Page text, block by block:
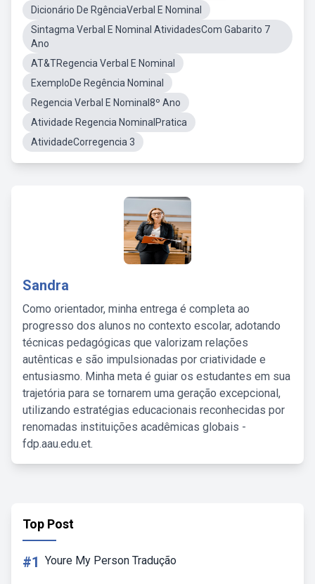
Dicionário De RgênciaVerbal E Nominal
Sintagma Verbal E Nominal AtividadesCom Gabarito 7
Ano
AT&TRegencia Verbal E Nominal
ExemploDe Regência Nominal
Regencia Verbal E Nominal8º Ano
Atividade Regencia NominalPratica
AtividadeCorregencia 3
Sandra
Como orientador, minha entrega é completa ao
progresso dos alunos no contexto escolar, adotando
técnicas pedagógicas que valorizam relações
autênticas e são impulsionadas por criatividade e
entusiasmo. Minha meta é guiar os estudantes em sua
trajetória para se tornarem uma geração excepcional,
utilizando estratégias educacionais reconhecidas por
renomadas instituições acadêmicas globais -
fdp.aau.edu.et.
Top Post
#1 Youre My Person Tradução